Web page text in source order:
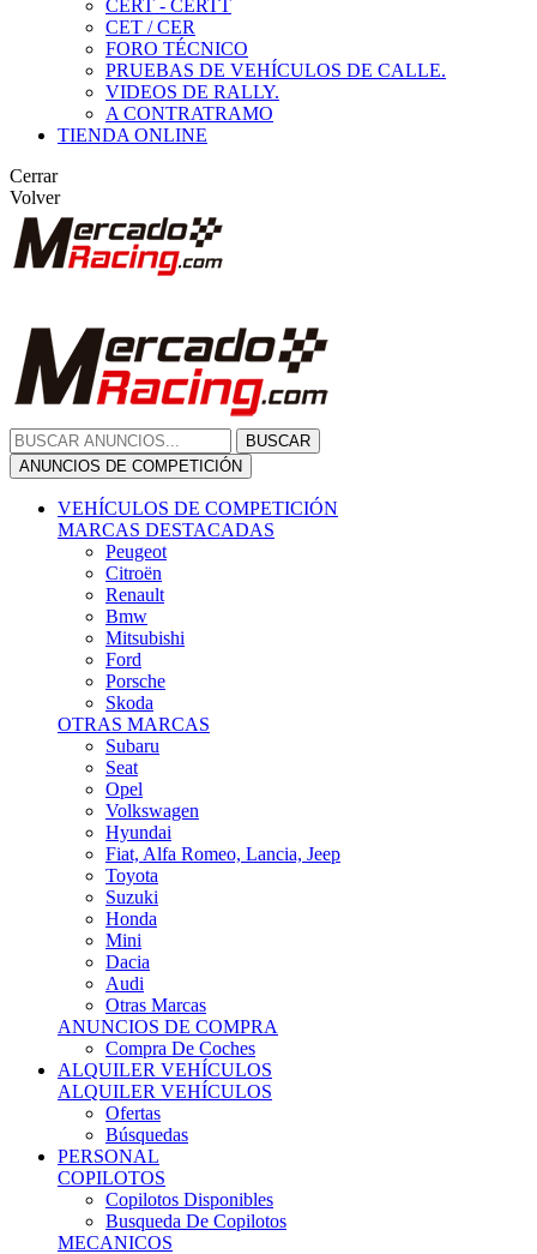
CERT - CERTT
CET / CER
FORO TÉCNICO
PRUEBAS DE VEHÍCULOS DE CALLE.
VIDEOS DE RALLY.
A CONTRATRAMO
TIENDA ONLINE
Cerrar
Volver
BUSCAR
ANUNCIOS DE COMPETICIÓN
VEHÍCULOS DE COMPETICIÓN
MARCAS DESTACADAS
Peugeot
Citroën
Renault
Bmw
Mitsubishi
Ford
Porsche
Skoda
OTRAS MARCAS
Subaru
Seat
Opel
Volkswagen
Hyundai
Fiat, Alfa Romeo, Lancia, Jeep
Toyota
Suzuki
Honda
Mini
Dacia
Audi
Otras Marcas
ANUNCIOS DE COMPRA
Compra De Coches
ALQUILER VEHÍCULOS
ALQUILER VEHÍCULOS
Ofertas
Búsquedas
PERSONAL
COPILOTOS
Copilotos Disponibles
Busqueda De Copilotos
MECANICOS
Mecánicos Disponibles